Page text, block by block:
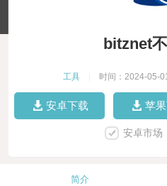
bitznet
工具 时间：2024-05-
安卓下载 苹
安卓市场
简介